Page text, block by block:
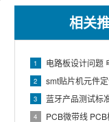
相关
1 电路板设计问题
2 smt贴片机元件定
3 蓝牙产品测试标准
4 PCB微带线 PCB板设计中采用微